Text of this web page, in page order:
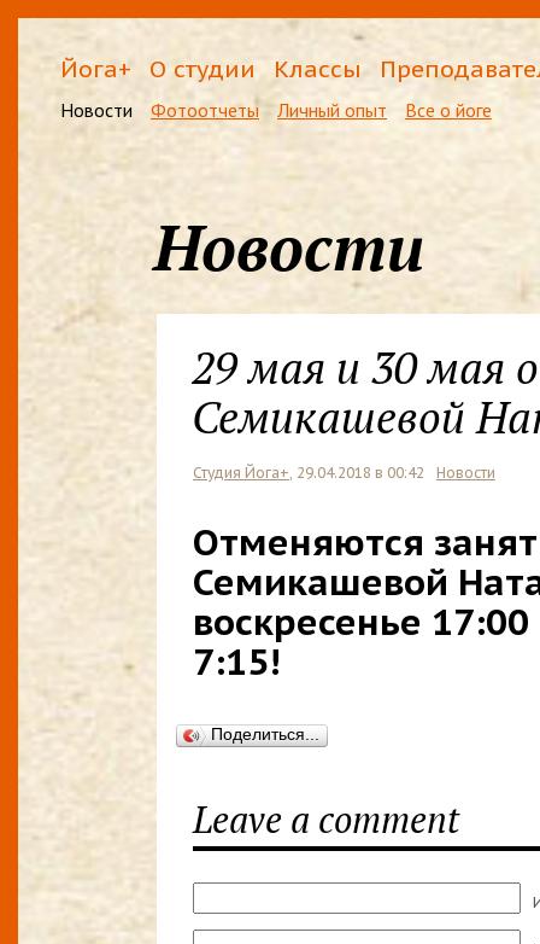
Йога+ О студии Классы
Новости Фотоотчеты Личный опыт Все о йоге
Новости
29 мая и 30 мая
Семикашевой
Студия Йога+ , 29.04.2018 в 00:42 Новости
Отменяются
Семикашевой
воскресенье
7:15!
Поделиться...
Leave a comment